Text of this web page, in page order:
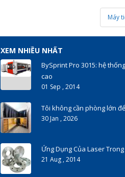
Máy
XEM NHIỀU NHẤT
BySprint Pro 3015: hệ
cao
01 Sep , 2014
Tôi không cần phòng lớn
30 Jan , 2026
Ứng Dụng Của Laser
21 Aug , 2014